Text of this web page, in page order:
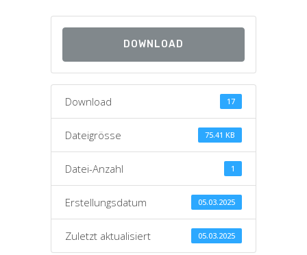
DOWNLOAD
Download 17
Dateigrösse 75.41 KB
Datei-Anzahl 1
Erstellungsdatum 05.03.2025
Zuletzt aktualisiert 05.03.2025